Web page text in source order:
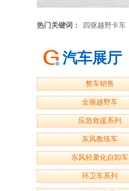
热门关键词： 四驱越野卡车
汽车展厅
整车销售
全驱越野车
应急救援系列
东风教练车
东风轻量化自卸车
环卫车系列